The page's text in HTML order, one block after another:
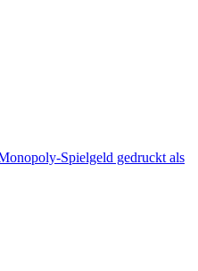
Spielgeld gedruckt als